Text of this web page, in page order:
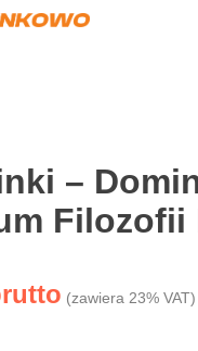
–
Filozofii
(zawiera 23% VAT)